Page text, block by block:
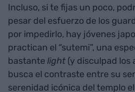
Incluso, si te fijas un poco,
pesar del esfuerzo de los
por impedirlo, hay jóvenes
practican el “sutemi”, una
bastante light (y disculpad los
busca el contraste entre su
serenidad icónica del templo